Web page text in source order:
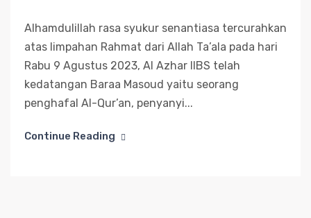
Alhamdulillah rasa syukur senantiasa tercurahkan
atas limpahan Rahmat dari Allah Ta’ala pada hari
Rabu 9 Agustus 2023, Al Azhar IIBS telah
kedatangan Baraa Masoud yaitu seorang
penghafal Al-Qur’an, penyanyi...
Continue Reading